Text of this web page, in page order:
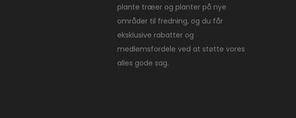
plante træer og planter på nye
områder til fredning, og du får
eksklusive rabatter og
medlemsfordele ved at støtte vores
alles gode sag.